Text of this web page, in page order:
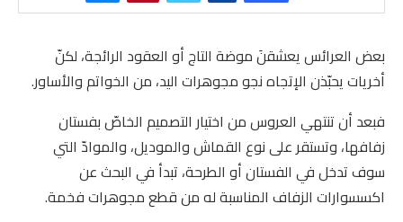
بعض العرائس يعشقنَ موضة التاج أو العقود الرائجة، لكنّ
أخريات يحبّذن الإتجاه نجو مجوهرات اليد، من الخواتم والأساور.
فبعد أن تنتهي العروس من اختيار التصميم الخاصّ بفستان
زفافها، وتستقر على نوع القماش والموديل، والموادّ التي
سوف تدخل في الفستان أو الطرحة، تبدأ في البحث عن
اكسسوارات الزفاف المناسبة له من قطع مجوهرات فخمة.